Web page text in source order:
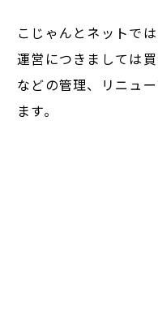
こじゃんとネットで
運営につきましては
などの管理、リニュ
ます。